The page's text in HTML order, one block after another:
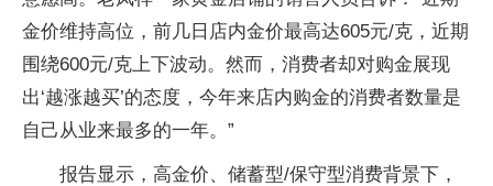
金价维持高位，前几日店内金价最高达605元/克，近期
围绕600元/克上下波动。然而，消费者却对购金展现
出‘越涨越买’的态度，今年来店内购金的消费者数量是
自己从业来最多的一年。”
报告显示，高金价、储蓄型/保守型消费背景下，